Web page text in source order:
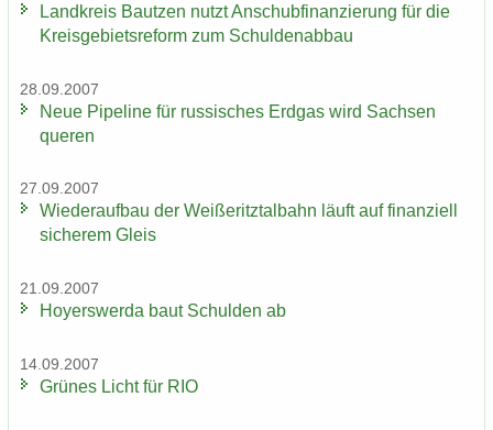
Land­kreis Baut­zen nutzt An­schub­fi­nan­zie­rung für die
Kreis­ge­biets­re­form zum Schul­den­ab­bau
28.09.2007
Neue Pipe­line für rus­si­sches Erd­gas wird Sach­sen
que­ren
27.09.2007
Wie­der­auf­bau der Wei­ße­ritz­tal­bahn läuft auf fi­nan­zi­ell
si­che­rem Gleis
21.09.2007
Ho­yers­wer­da baut Schul­den ab
14.09.2007
Grü­nes Licht für RIO